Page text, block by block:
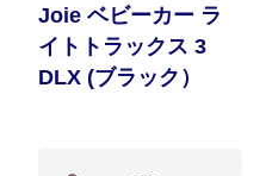
Joie ベビーカー ラ
イトトラックス 3
DLX (ブラック）